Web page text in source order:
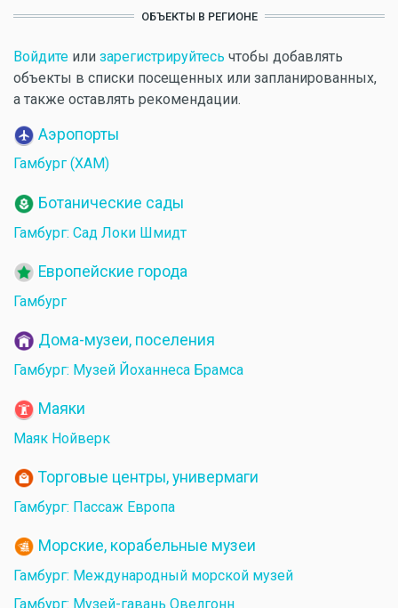
ОБЪЕКТЫ В РЕГИОНЕ
Войдите или зарегистрируйтесь чтобы добавлять
объекты в списки посещенных или запланированных,
а также оставлять рекомендации.
Аэропорты
Гамбург (ХАМ)
Ботанические сады
Гамбург: Сад Локи Шмидт
Европейские города
Гамбург
Дома-музеи, поселения
Гамбург: Музей Йоханнеса Брамса
Маяки
Маяк Нойверк
Торговые центры, универмаги
Гамбург: Пассаж Европа
Морские, корабельные музеи
Гамбург: Международный морской музей
Гамбург: Музей-гавань Овелгонн